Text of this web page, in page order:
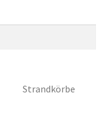
Strandkörbe